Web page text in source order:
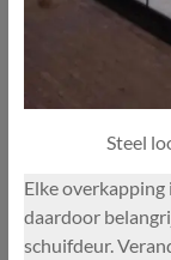
Steel
Elke overkapping
daardoor
schuifdeur.